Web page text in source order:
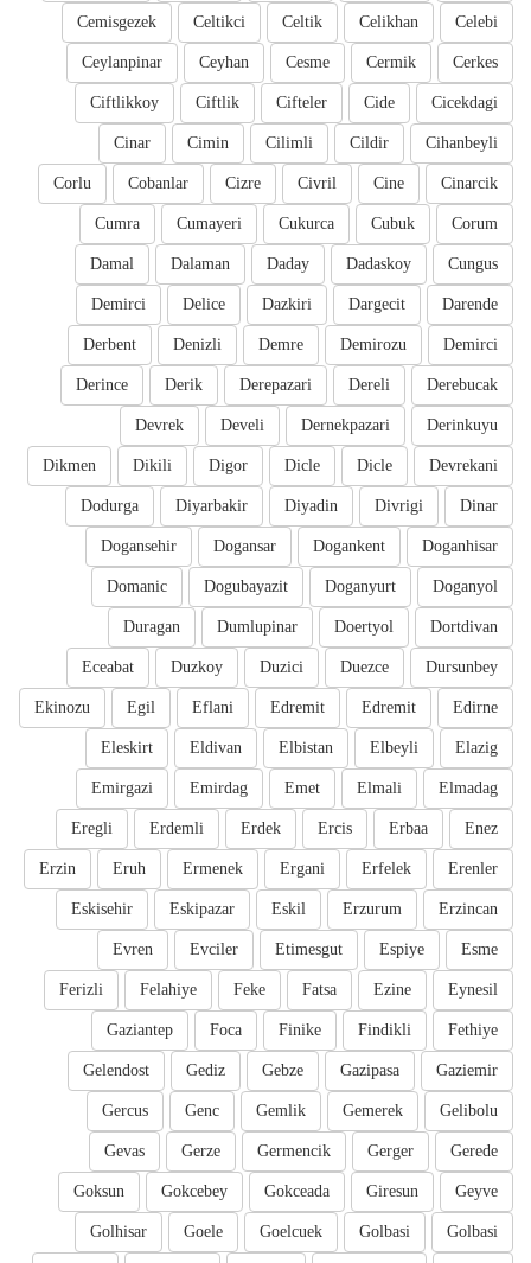
Celebi
Celikhan
Celtik
Celtikci
Cemisgezek
Cerkes
Cermik
Cesme
Ceyhan
Ceylanpinar
Cicekdagi
Cide
Cifteler
Ciftlik
Ciftlikkoy
Cihanbeyli
Cildir
Cilimli
Cimin
Cinar
Cinarcik
Cine
Civril
Cizre
Cobanlar
Corlu
Corum
Cubuk
Cukurca
Cumayeri
Cumra
Cungus
Dadaskoy
Daday
Dalaman
Damal
Darende
Dargecit
Dazkiri
Delice
Demirci
Demirci
Demirozu
Demre
Denizli
Derbent
Derebucak
Dereli
Derepazari
Derik
Derince
Derinkuyu
Dernekpazari
Develi
Devrek
Devrekani
Dicle
Dicle
Digor
Dikili
Dikmen
Dinar
Divrigi
Diyadin
Diyarbakir
Dodurga
Doganhisar
Dogankent
Dogansar
Dogansehir
Doganyol
Doganyurt
Dogubayazit
Domanic
Dortdivan
Doertyol
Dumlupinar
Duragan
Dursunbey
Duezce
Duzici
Duzkoy
Eceabat
Edirne
Edremit
Edremit
Eflani
Egil
Ekinozu
Elazig
Elbeyli
Elbistan
Eldivan
Eleskirt
Elmadag
Elmali
Emet
Emirdag
Emirgazi
Enez
Erbaa
Ercis
Erdek
Erdemli
Eregli
Erenler
Erfelek
Ergani
Ermenek
Eruh
Erzin
Erzincan
Erzurum
Eskil
Eskipazar
Eskisehir
Esme
Espiye
Etimesgut
Evciler
Evren
Eynesil
Ezine
Fatsa
Feke
Felahiye
Ferizli
Fethiye
Findikli
Finike
Foca
Gaziantep
Gaziemir
Gazipasa
Gebze
Gediz
Gelendost
Gelibolu
Gemerek
Gemlik
Genc
Gercus
Gerede
Gerger
Germencik
Gerze
Gevas
Geyve
Giresun
Gokceada
Gokcebey
Goksun
Golbasi
Golbasi
Goelcuek
Goele
Golhisar